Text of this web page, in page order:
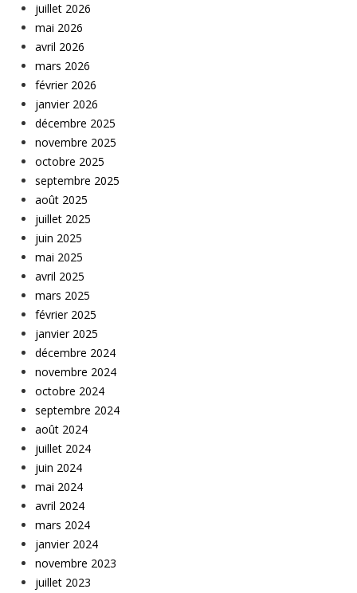
juillet 2026
mai 2026
avril 2026
mars 2026
février 2026
janvier 2026
décembre 2025
novembre 2025
octobre 2025
septembre 2025
août 2025
juillet 2025
juin 2025
mai 2025
avril 2025
mars 2025
février 2025
janvier 2025
décembre 2024
novembre 2024
octobre 2024
septembre 2024
août 2024
juillet 2024
juin 2024
mai 2024
avril 2024
mars 2024
janvier 2024
novembre 2023
juillet 2023